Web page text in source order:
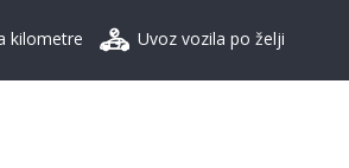
kilometre Uvoz vozila po želji